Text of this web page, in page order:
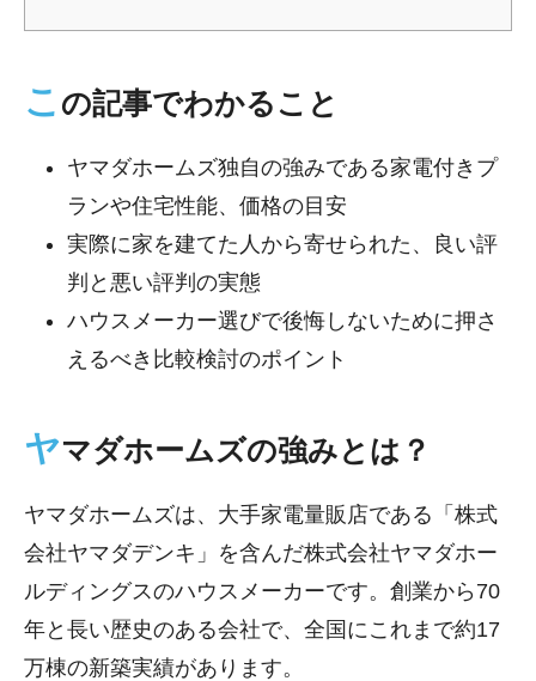
こ の記事でわかること
ヤマダホームズ独自の強みである家電付きプ
ランや住宅性能、価格の目安
実際に家を建てた人から寄せられた、良い評
判と悪い評判の実態
ハウスメーカー選びで後悔しないために押さ
えるべき比較検討のポイント
ヤマダホームズの強みとは？
ヤマダホームズは、大手家電量販店である「株式
会社ヤマダデンキ」を含んだ株式会社ヤマダホー
ルディングスのハウスメーカーです。創業から70
年と長い歴史のある会社で、全国にこれまで約17
万棟の新築実績があります。